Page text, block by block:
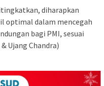
diharapkan
optimal dalam mencegah
bagi PMI, sesuai
Ujang Chandra)